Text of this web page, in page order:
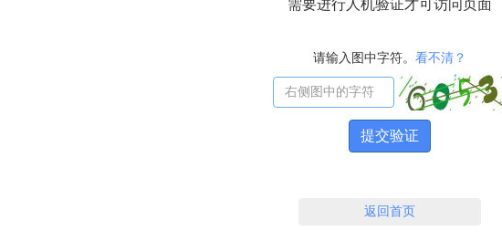
需要进行人机验证才可访问页面
请输入图中字符。 看不清？
提交验证
返回首页